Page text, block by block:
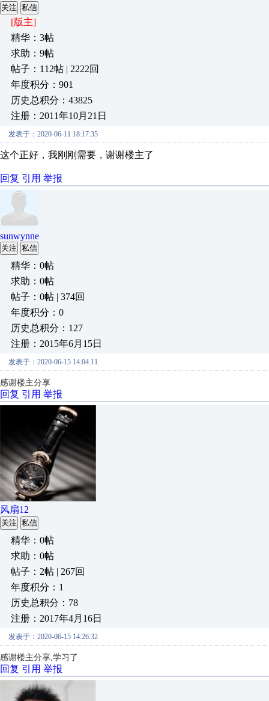
关注 私信
[版主]
精华：3帖
求助：9帖
帖子：112帖 | 2222回
年度积分：901
历史总积分：43825
注册：2011年10月21日
发表于：2020-06-11 18:17:35
这个正好，我刚刚需要，谢谢楼主了
回复 引用 举报
sunwynne
关注 私信
精华：0帖
求助：0帖
帖子：0帖 | 374回
年度积分：0
历史总积分：127
注册：2015年6月15日
发表于：2020-06-15 14:04:11
感谢楼主分享
回复 引用 举报
风扇12
关注 私信
精华：0帖
求助：0帖
帖子：2帖 | 267回
年度积分：1
历史总积分：78
注册：2017年4月16日
发表于：2020-06-15 14:26:32
感谢楼主分享,学习了
回复 引用 举报